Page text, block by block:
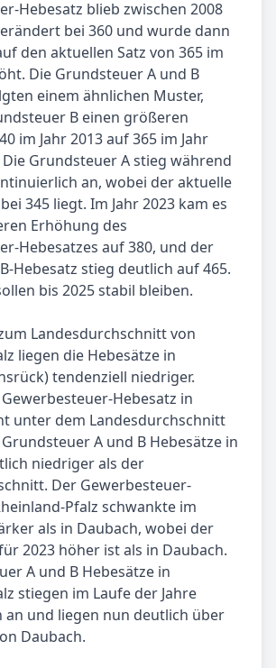
Hebesatz blieb zwischen 2008
bei 360 und wurde dann
den aktuellen Satz von 365 im
Die Grundsteuer A und B
einem ähnlichen Muster,
B einen größeren
im Jahr 2013 auf 365 im Jahr
Grundsteuer A stieg während
an, wobei der aktuelle
345 liegt. Im Jahr 2023 kam es
Erhöhung des
Hebesatzes auf 380, und der
Hebesatz stieg deutlich auf 465.
bis 2025 stabil bleiben.
Landesdurchschnitt von
liegen die Hebesätze in
tendenziell niedriger.
Hebesatz in
unter dem Landesdurchschnitt
A und B Hebesätze in
niedriger als der
Der Gewerbesteuer-
Pfalz schwankte im
als in Daubach, wobei der
2023 höher ist als in Daubach.
A und B Hebesätze in
stiegen im Laufe der Jahre
und liegen nun deutlich über
Daubach.